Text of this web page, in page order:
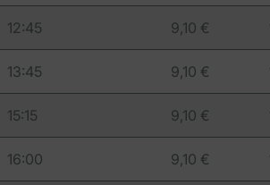
12:45 9,10 €
13:45 9,10 €
15:15 9,10 €
16:00 9,10 €